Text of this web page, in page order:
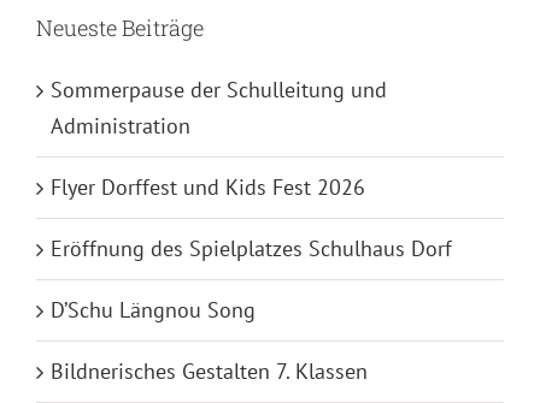
Neueste Beiträge
Sommerpause der Schulleitung und
Administration
Flyer Dorffest und Kids Fest 2026
Eröffnung des Spielplatzes Schulhaus Dorf
D’Schu Längnou Song
Bildnerisches Gestalten 7. Klassen